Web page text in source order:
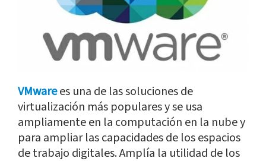
VMwarees una de las soluciones de
virtualización más populares y se usa
ampliamente en la computación en la nube y
para ampliar las capacidades de los espacios
de trabajo digitales. Amplía la utilidad de los